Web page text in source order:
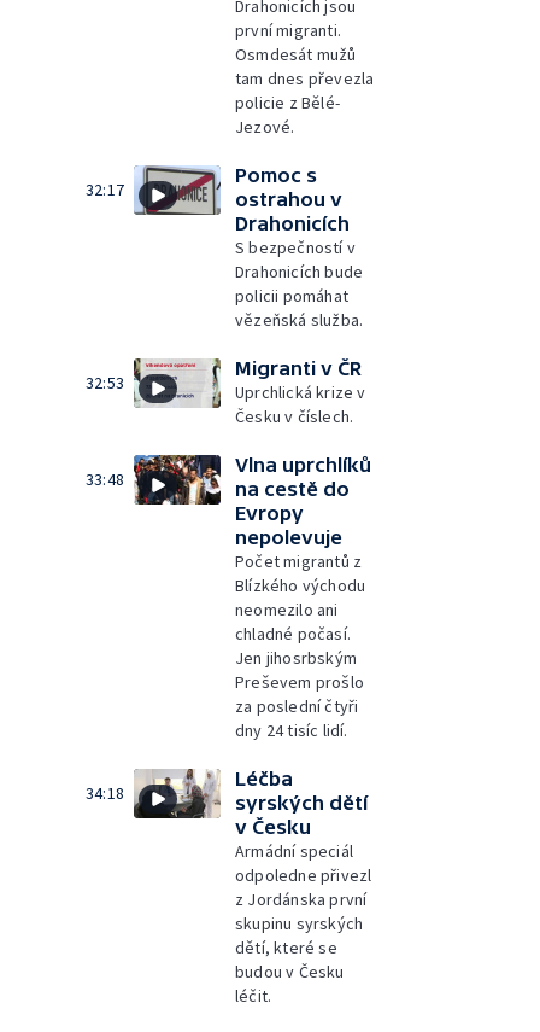
Drahonicích jsou
první migranti.
Osmdesát mužů
tam dnes převezla
policie z Bělé-
Jezové.
32:17
Pomoc s
ostrahou v
Drahonicích
S bezpečností v
Drahonicích bude
policii pomáhat
vězeňská služba.
32:53
Migranti v ČR
Uprchlická krize v
Česku v číslech.
33:48
Vlna uprchlíků
na cestě do
Evropy
nepolevuje
Počet migrantů z
Blízkého východu
neomezilo ani
chladné počasí.
Jen jihosrbským
Preševem prošlo
za poslední čtyři
dny 24 tisíc lidí.
34:18
Léčba
syrských dětí
v Česku
Armádní speciál
odpoledne přivezl
z Jordánska první
skupinu syrských
dětí, které se
budou v Česku
léčit.